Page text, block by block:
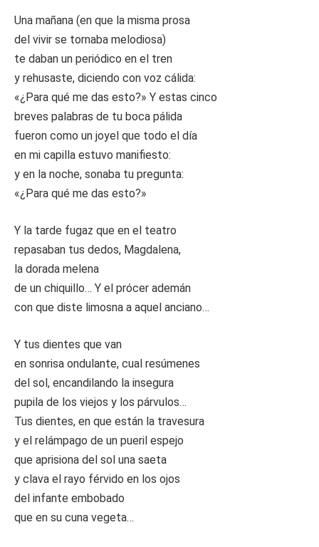
Una mañana (en que la misma prosa
del vivir se tornaba melodiosa)
te daban un periódico en el tren
y rehusaste, diciendo con voz cálida:
«¿Para qué me das esto?» Y estas cinco
breves palabras de tu boca pálida
fueron como un joyel que todo el día
en mi capilla estuvo manifiesto:
y en la noche, sonaba tu pregunta:
«¿Para qué me das esto?»
Y la tarde fugaz que en el teatro
repasaban tus dedos, Magdalena,
la dorada melena
de un chiquillo… Y el prócer ademán
con que diste limosna a aquel anciano…
Y tus dientes que van
en sonrisa ondulante, cual resúmenes
del sol, encandilando la insegura
pupila de los viejos y los párvulos…
Tus dientes, en que están la travesura
y el relámpago de un pueril espejo
que aprisiona del sol una saeta
y clava el rayo férvido en los ojos
del infante embobado
que en su cuna vegeta…